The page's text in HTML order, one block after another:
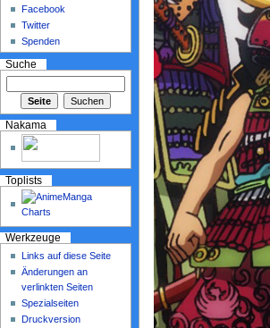
Facebook
Twitter
Spenden
Suche
Nakama
Toplists
Werkzeuge
Links auf diese Seite
Änderungen an
verlinkten Seiten
Spezialseiten
Druckversion